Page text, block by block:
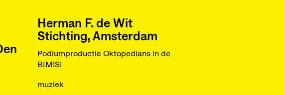
Herman F. de Wit
Stichting, Amsterdam
Podiumproductie Oktopedians in de
BIM!S!
muziek